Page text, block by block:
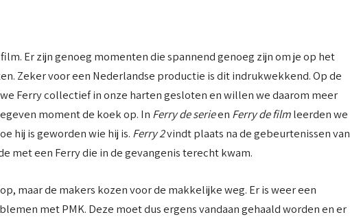
Er zijn genoeg momenten die spannend genoeg zijn om je op het
Zeker voor een Nederlandse productie is dit indrukwekkend. Op de
Ferry collectief in onze harten gesloten en willen we daarom meer
moment de koek op. In Ferry de serieen Ferry de filmleerden we
hij is geworden wie hij is. Ferry 2vindt plaats na de gebeurtenissen van
met een Ferry die in de gevangenis terecht kwam.
maar de makers kozen voor de makkelijke weg. Er is weer een
met PMK. Deze moet dus ergens vandaan gehaald worden en er